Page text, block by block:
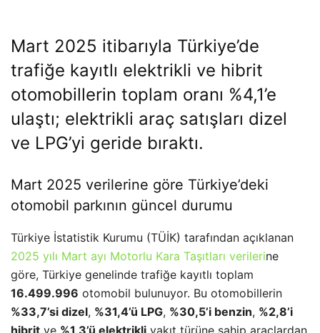
Mart 2025 itibarıyla Türkiye’de
trafiğe kayıtlı elektrikli ve hibrit
otomobillerin toplam oranı %4,1’e
ulaştı; elektrikli araç satışları dizel
ve LPG’yi geride bıraktı.
Mart 2025 verilerine göre Türkiye’deki
otomobil parkının güncel durumu
Türkiye İstatistik Kurumu (TÜİK) tarafından açıklanan
2025 yılı Mart ayı Motorlu Kara Taşıtları verilerine
göre, Türkiye genelinde trafiğe kayıtlı toplam
16.499.996 otomobil bulunuyor. Bu otomobillerin
%33,7’si dizel, %31,4’ü LPG, %30,5’i benzin, %2,8’i
hibrit ve %1,3’ü elektrikli yakıt türüne sahip araçlardan